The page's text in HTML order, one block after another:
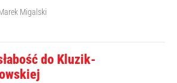
Migalski
do Kluzik-